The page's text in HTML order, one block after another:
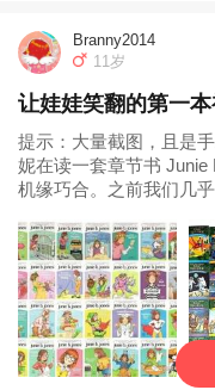
Branny2014
11岁
让娃娃笑翻的第一
提示：大量截图，且是
妮在读一套章节书
机缘巧合。之前我们几